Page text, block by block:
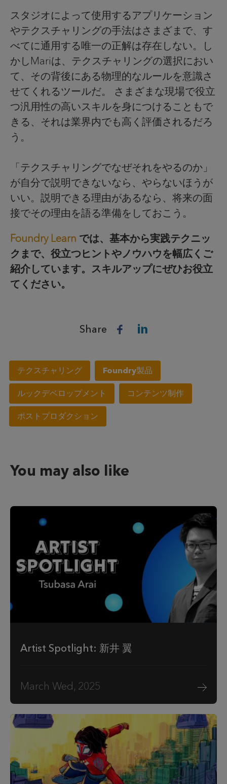
スタジオによって使用するアプリケーション
やテクスチャリングの手法はさまざまで、す
べてに通用する唯一の正解は存在しない。し
かしMariは、テクスチャリングの選択におい
て、その背後にある物理的なルールを意識さ
せてくれるツールだ。 さまざまな現場で役立
つ汎用性の高いスキルを身につけることもで
きる、それは業界内でも高く評価されるだろ
う。
「テクスチャリングでなぜそれをやるのか」
が自分で説明できないなら、やらないほうが
いい。説明できる理由があるなら、将来の面
接でその理由を語る準備をしておこう。
Foundry Learn では、基本から実践テクニッ
クまで、役立つヒントやノウハウを幅広くご
紹介しています。 スキルアップにぜひお役立
てください。
Share
テクスチャリング Foundry製品
ルックデベロップメント コンテンツ制作
ポストプロダクション
You may also like
Artist Spotlight: 新井 翼
March Wed, 2025